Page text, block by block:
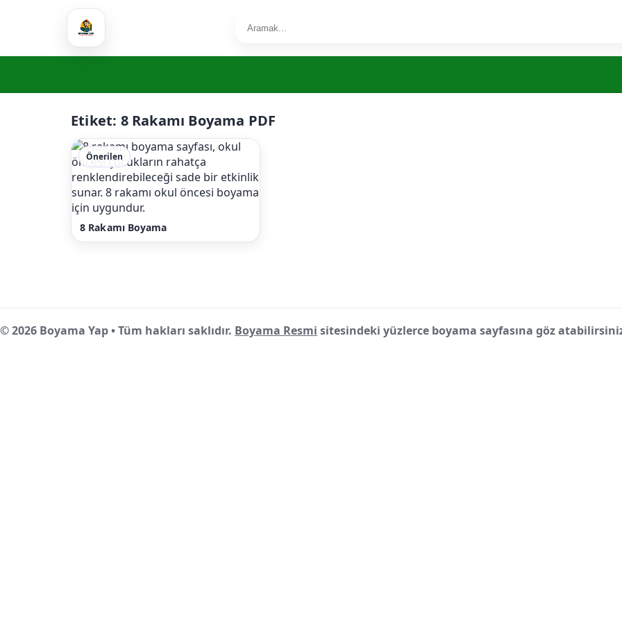
Etiket: 8 Rakamı Boyama PDF
Önerilen
8 Rakamı Boyama
© 2026 Boyama Yap • Tüm hakları saklıdır. Boyama Resmi sitesindeki yüzlerce boyama sayfasına göz